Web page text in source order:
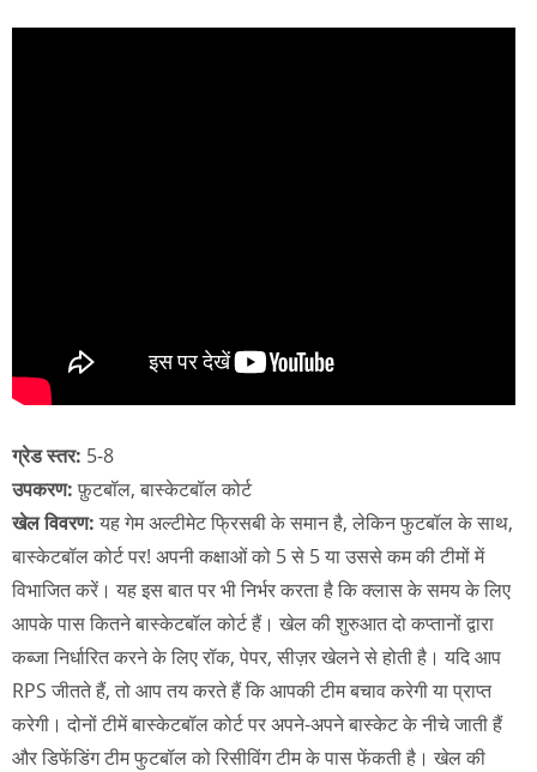
ग्रेड स्तर: 5-8
उपकरण: फ़ुटबॉल, बास्केटबॉल कोर्ट
खेल विवरण: यह गेम अल्टीमेट फ्रिसबी के समान है, लेकिन फुटबॉल के साथ,
बास्केटबॉल कोर्ट पर! अपनी कक्षाओं को 5 से 5 या उससे कम की टीमों में
विभाजित करें। यह इस बात पर भी निर्भर करता है कि क्लास के समय के लिए
आपके पास कितने बास्केटबॉल कोर्ट हैं। खेल की शुरुआत दो कप्तानों द्वारा
कब्जा निर्धारित करने के लिए रॉक, पेपर, सीज़र खेलने से होती है। यदि आप
RPS जीतते हैं, तो आप तय करते हैं कि आपकी टीम बचाव करेगी या प्राप्त
करेगी। दोनों टीमें बास्केटबॉल कोर्ट पर अपने-अपने बास्केट के नीचे जाती हैं
और डिफेंडिंग टीम फुटबॉल को रिसीविंग टीम के पास फेंकती है। खेल की